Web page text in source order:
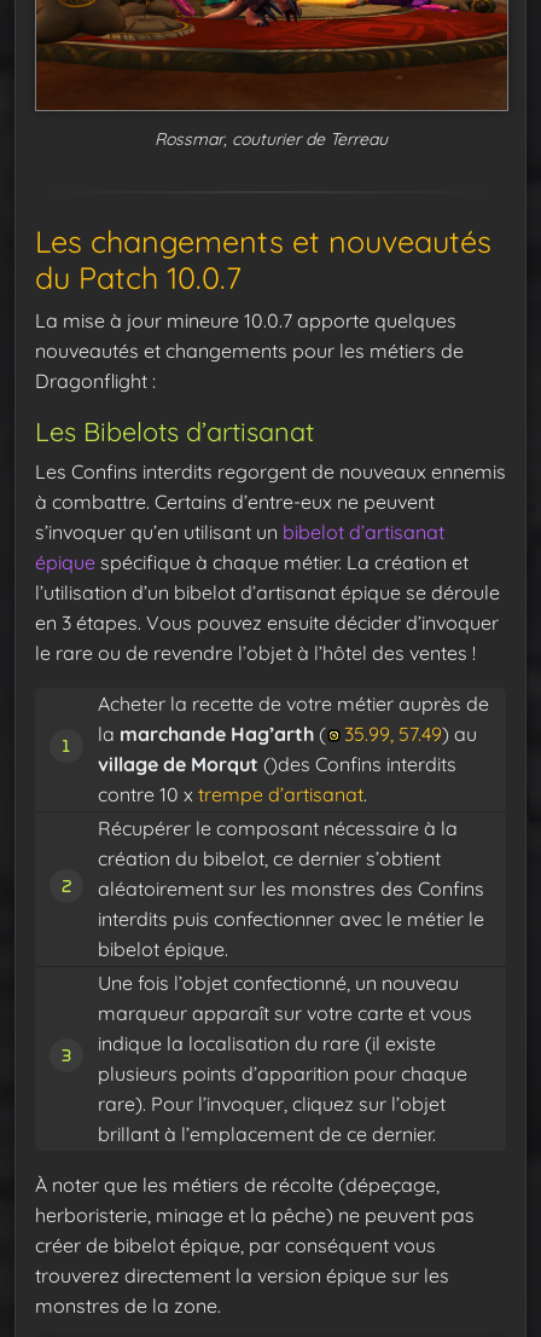
Rossmar, couturier de Terreau
Les changements et nouveautés
du Patch 10.0.7
La mise à jour mineure 10.0.7 apporte quelques
nouveautés et changements pour les métiers de
Dragonflight :
Les Bibelots d’artisanat
Les Confins interdits regorgent de nouveaux ennemis
à combattre. Certains d’entre-eux ne peuvent
s’invoquer qu’en utilisant un bibelot d’artisanat
épique spécifique à chaque métier. La création et
l’utilisation d’un bibelot d’artisanat épique se déroule
en 3 étapes. Vous pouvez ensuite décider d’invoquer
le rare ou de revendre l’objet à l’hôtel des ventes !
Acheter la recette de votre métier auprès de
la marchande Hag’arth ( 35.99, 57.49) au
village de Morqut ()des Confins interdits
contre 10 x trempe d’artisanat.
Récupérer le composant nécessaire à la
création du bibelot, ce dernier s’obtient
aléatoirement sur les monstres des Confins
interdits puis confectionner avec le métier le
bibelot épique.
Une fois l’objet confectionné, un nouveau
marqueur apparaît sur votre carte et vous
indique la localisation du rare (il existe
plusieurs points d’apparition pour chaque
rare). Pour l’invoquer, cliquez sur l’objet
brillant à l’emplacement de ce dernier.
À noter que les métiers de récolte (dépeçage,
herboristerie, minage et la pêche) ne peuvent pas
créer de bibelot épique, par conséquent vous
trouverez directement la version épique sur les
monstres de la zone.